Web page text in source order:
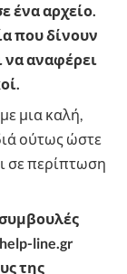
ένα αρχείο.
που δίνουν
αναφέρει
μια καλή,
ούτως ώστε
σε περίπτωση
line.gr
της